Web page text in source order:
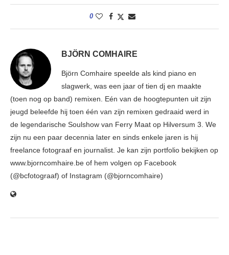
0
BJÖRN COMHAIRE
Björn Comhaire speelde als kind piano en
slagwerk, was een jaar of tien dj en maakte
(toen nog op band) remixen. Eén van de hoogtepunten uit zijn
jeugd beleefde hij toen één van zijn remixen gedraaid werd in
de legendarische Soulshow van Ferry Maat op Hilversum 3. We
zijn nu een paar decennia later en sinds enkele jaren is hij
freelance fotograaf en journalist. Je kan zijn portfolio bekijken op
www.bjorncomhaire.be of hem volgen op Facebook
(@bcfotograaf) of Instagram (@bjorncomhaire)